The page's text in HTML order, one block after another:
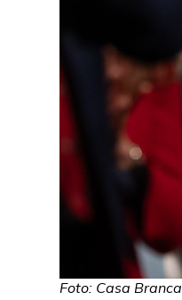
Foto: Casa Branca